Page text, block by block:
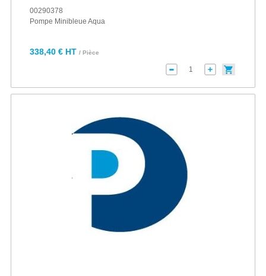
00290378
Pompe Minibleue Aqua
338,40 € HT / Pièce